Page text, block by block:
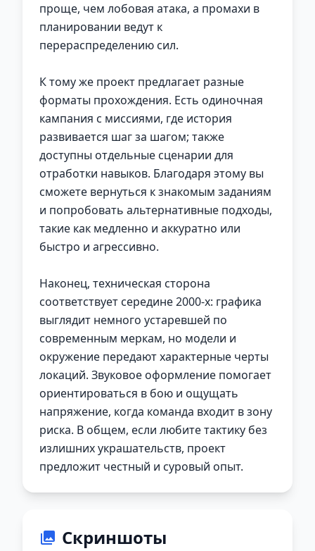
проще, чем лобовая атака, а промахи в
планировании ведут к
перераспределению сил.
К тому же проект предлагает разные
форматы прохождения. Есть одиночная
кампания с миссиями, где история
развивается шаг за шагом; также
доступны отдельные сценарии для
отработки навыков. Благодаря этому вы
сможете вернуться к знакомым заданиям
и попробовать альтернативные подходы,
такие как медленно и аккуратно или
быстро и агрессивно.
Наконец, техническая сторона
соответствует середине 2000-х: графика
выглядит немного устаревшей по
современным меркам, но модели и
окружение передают характерные черты
локаций. Звуковое оформление помогает
ориентироваться в бою и ощущать
напряжение, когда команда входит в зону
риска. В общем, если любите тактику без
излишних украшательств, проект
предложит честный и суровый опыт.
Скриншоты